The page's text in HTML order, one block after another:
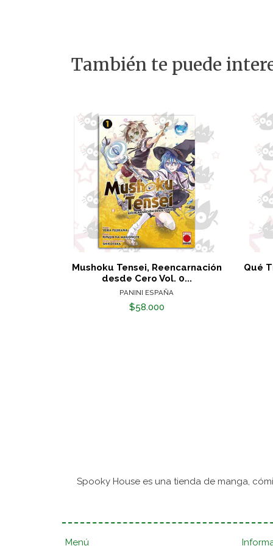
También te puede
Mushoku Tensei, Reencarnación
desde Cero Vol. 0...
PANINI ESPAÑA
$58.000
Qué
Spooky House es una tienda de manga,
Menú